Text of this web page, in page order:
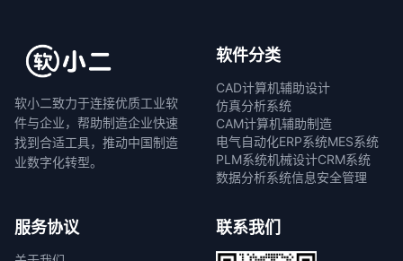
软小二致力于连接优质工业软
件与企业，帮助制造企业快速
找到合适工具，推动中国制造
业数字化转型。
软件分类
CAD计算机辅助设计
仿真分析系统
CAM计算机辅助制造
电气自动化ERP系统MES系统
PLM系统机械设计CRM系统
数据分析系统信息安全管理
服务协议 联系我们